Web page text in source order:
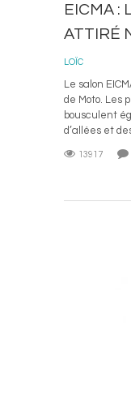
EICMA :
ATTIRÉ
LOÏC
Le salon
de Moto. Les
bousculent
d’allées et des
13917